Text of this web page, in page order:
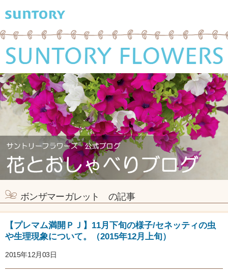
ボンザマーガレット の記事
【プレマム満開ＰＪ】11月下旬の様子/セネッティの虫
や生理現象について。（2015年12月上旬）
2015年12月03日